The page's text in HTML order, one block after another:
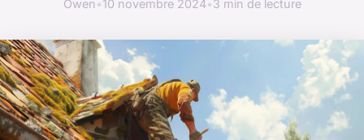
Owen•10 novembre 2024•3 min de lecture